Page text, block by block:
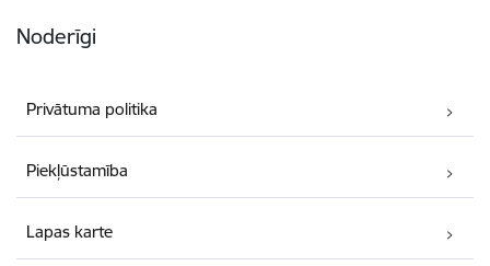
Noderīgi
Privātuma politika
Piekļūstamība
Lapas karte